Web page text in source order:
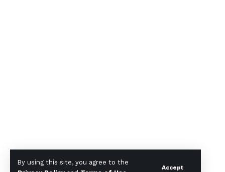
By using this site, you agree to the
Accept